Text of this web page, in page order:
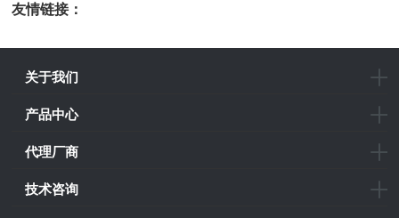
友情链接：
关于我们
产品中心
代理厂商
技术咨询